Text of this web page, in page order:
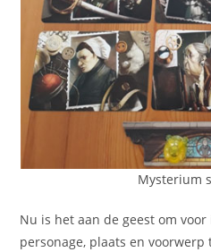
Mysterium
Nu is het aan de geest om
personage, plaats en voorwerp